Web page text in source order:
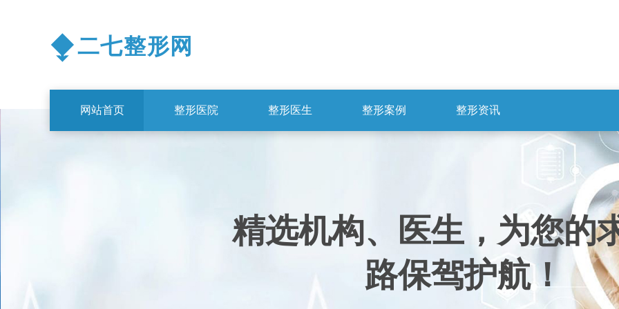
⧪二七整形网
网站首页 整形医院 整形医生 整形案例 整形资讯
精选机构、医生，为您的
路保驾护航！